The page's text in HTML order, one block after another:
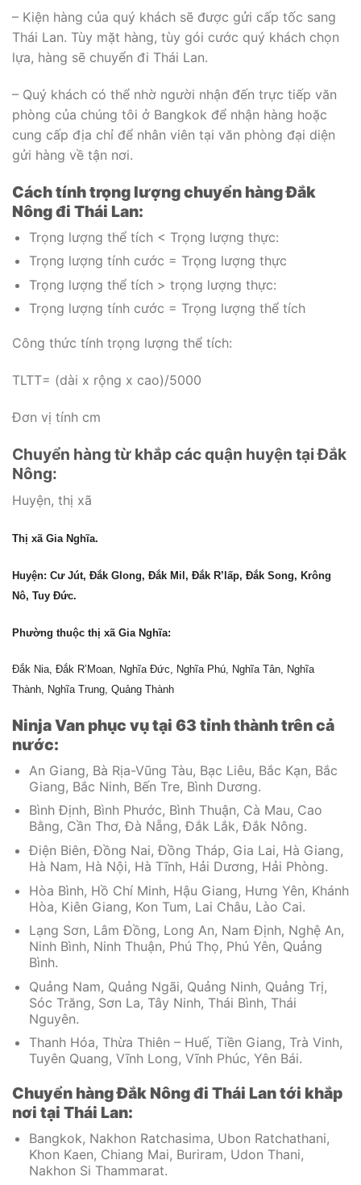
– Kiện hàng của quý khách sẽ được gửi cấp tốc sang
Thái Lan. Tùy mặt hàng, tùy gói cước quý khách chọn
lựa, hàng sẽ chuyển đi Thái Lan.
– Quý khách có thể nhờ người nhận đến trực tiếp văn
phòng của chúng tôi ở Bangkok để nhận hàng hoặc
cung cấp địa chỉ để nhân viên tại văn phòng đại diện
gửi hàng về tận nơi.
Cách tính trọng lượng chuyển hàng Đắk
Nông đi Thái Lan:
Trọng lượng thể tích < Trọng lượng thực:
Trọng lượng tính cước = Trọng lượng thực
Trọng lượng thể tích > trọng lượng thực:
Trọng lượng tính cước = Trọng lượng thể tích
Công thức tính trọng lượng thể tích:
TLTT= (dài x rộng x cao)/5000
Đơn vị tính cm
Chuyển hàng từ khắp các quận huyện tại Đắk
Nông:
Huyện, thị xã
Thị xã Gia Nghĩa.
Huyện: Cư Jút, Đắk Glong, Đắk Mil, Đắk R’lấp, Đắk Song, Krông
Nô, Tuy Đức.
Phường thuộc thị xã Gia Nghĩa:
Đắk Nia, Đắk R’Moan, Nghĩa Đức, Nghĩa Phú, Nghĩa Tân, Nghĩa
Thành, Nghĩa Trung, Quảng Thành
Ninja Van phục vụ tại 63 tỉnh thành trên cả
nước:
An Giang, Bà Rịa-Vũng Tàu, Bạc Liêu, Bắc Kạn, Bắc
Giang, Bắc Ninh, Bến Tre, Bình Dương.
Bình Định, Bình Phước, Bình Thuận, Cà Mau, Cao
Bằng, Cần Thơ, Đà Nẵng, Đắk Lắk, Đắk Nông.
Điện Biên, Đồng Nai, Đồng Tháp, Gia Lai, Hà Giang,
Hà Nam, Hà Nội, Hà Tĩnh, Hải Dương, Hải Phòng.
Hòa Bình, Hồ Chí Minh, Hậu Giang, Hưng Yên, Khánh
Hòa, Kiên Giang, Kon Tum, Lai Châu, Lào Cai.
Lạng Sơn, Lâm Đồng, Long An, Nam Định, Nghệ An,
Ninh Bình, Ninh Thuận, Phú Thọ, Phú Yên, Quảng
Bình.
Quảng Nam, Quảng Ngãi, Quảng Ninh, Quảng Trị,
Sóc Trăng, Sơn La, Tây Ninh, Thái Bình, Thái
Nguyên.
Thanh Hóa, Thừa Thiên – Huế, Tiền Giang, Trà Vinh,
Tuyên Quang, Vĩnh Long, Vĩnh Phúc, Yên Bái.
Chuyển hàng Đắk Nông đi Thái Lan tới khắp
nơi tại Thái Lan:
Bangkok, Nakhon Ratchasima, Ubon Ratchathani,
Khon Kaen, Chiang Mai, Buriram, Udon Thani,
Nakhon Si Thammarat.